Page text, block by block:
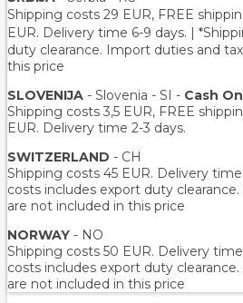
Shipping costs 29 EUR, FREE
EUR. Delivery time 6-9 days. |
duty clearance. Import duties and
this price
SLOVENIJA - Slovenia - SI - Cash
Shipping costs 3,5 EUR, FREE
EUR. Delivery time 2-3 days.
SWITZERLAND - CH
Shipping costs 45 EUR. Delivery
costs includes export duty
are not included in this price
NORWAY - NO
Shipping costs 50 EUR. Delivery
costs includes export duty
are not included in this price